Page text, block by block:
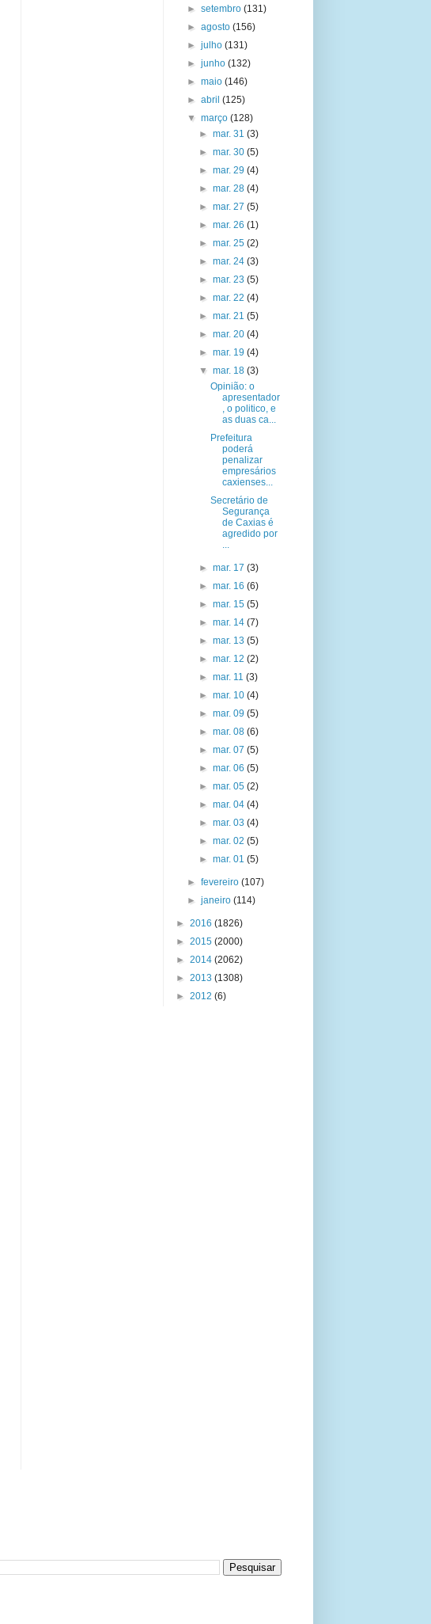
►setembro(131)
►agosto(156)
►julho(131)
►junho(132)
►maio(146)
►abril(125)
▼março(128)
► mar. 31 (3)
► mar. 30 (5)
► mar. 29 (4)
► mar. 28 (4)
► mar. 27 (5)
► mar. 26 (1)
► mar. 25 (2)
► mar. 24 (3)
► mar. 23 (5)
► mar. 22 (4)
► mar. 21 (5)
► mar. 20 (4)
► mar. 19 (4)
▼ mar. 18 (3)
Opinião: o
apresentador
, o politico, e
as duas ca...
Prefeitura
poderá
penalizar
empresários
caxienses...
Secretário de
Segurança
de Caxias é
agredido por
...
► mar. 17 (3)
► mar. 16 (6)
► mar. 15 (5)
► mar. 14 (7)
► mar. 13 (5)
► mar. 12 (2)
► mar. 11 (3)
► mar. 10 (4)
► mar. 09 (5)
► mar. 08 (6)
► mar. 07 (5)
► mar. 06 (5)
► mar. 05 (2)
► mar. 04 (4)
► mar. 03 (4)
► mar. 02 (5)
► mar. 01 (5)
►fevereiro(107)
►janeiro(114)
► 2016 (1826)
► 2015 (2000)
► 2014 (2062)
► 2013 (1308)
► 2012 (6)